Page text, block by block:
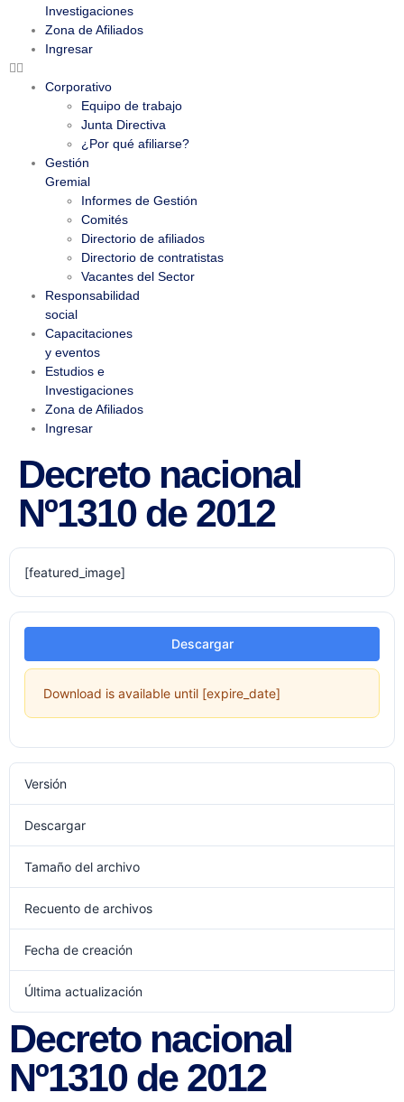
Investigaciones
Zona de Afiliados
Ingresar
Corporativo
Equipo de trabajo
Junta Directiva
¿Por qué afiliarse?
Gestión
Gremial
Informes de Gestión
Comités
Directorio de afiliados
Directorio de contratistas
Vacantes del Sector
Responsabilidad
social
Capacitaciones
y eventos
Estudios e
Investigaciones
Zona de Afiliados
Ingresar
Decreto nacional
Nº1310 de 2012
[featured_image]
Descargar
Download is available until [expire_date]
Versión
Descargar
Tamaño del archivo
Recuento de archivos
Fecha de creación
Última actualización
Decreto nacional
Nº1310 de 2012